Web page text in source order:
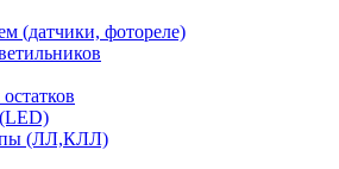
(датчики, фотореле)
(ЛЛ,КЛЛ)